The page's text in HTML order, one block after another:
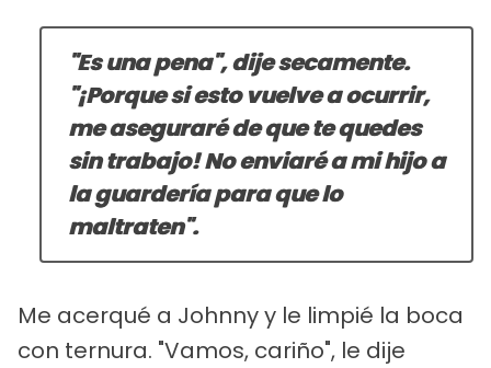
"Es una pena", dije secamente.
"¡Porque si esto vuelve a ocurrir,
me aseguraré de que te quedes
sin trabajo! No enviaré a mi hijo a
la guardería para que lo
maltraten".
Me acerqué a Johnny y le limpié la boca
con ternura. "Vamos, cariño", le dije